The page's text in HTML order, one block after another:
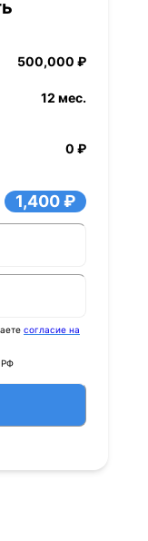
500,000 ₽
12 мес.
0 ₽
1,400 ₽
согласие на
РФ